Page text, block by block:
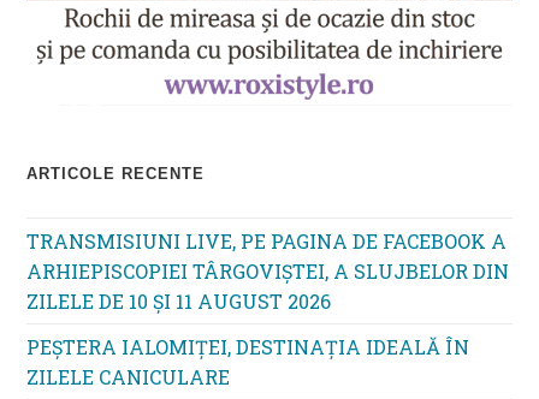
ARTICOLE RECENTE
TRANSMISIUNI LIVE, PE PAGINA DE FACEBOOK A
ARHIEPISCOPIEI TÂRGOVIȘTEI, A SLUJBELOR DIN
ZILELE DE 10 ȘI 11 AUGUST 2026
PEȘTERA IALOMIȚEI, DESTINAȚIA IDEALĂ ÎN
ZILELE CANICULARE